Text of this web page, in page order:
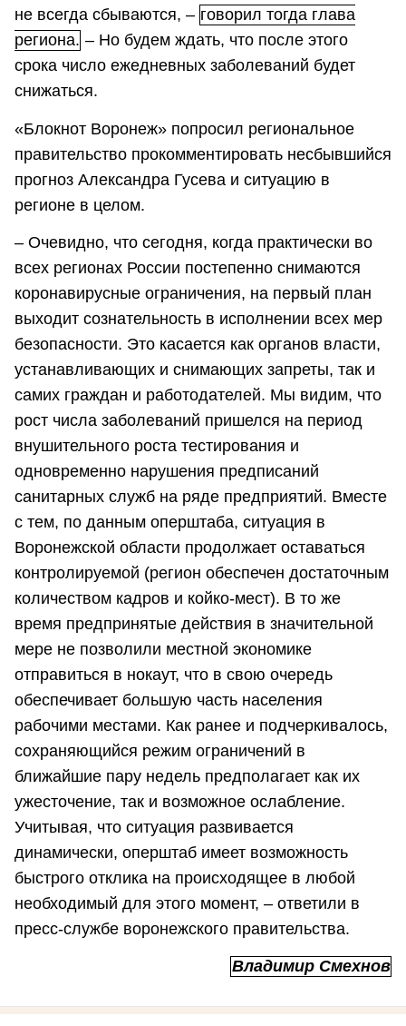
не всегда сбываются, – говорил тогда глава
региона. – Но будем ждать, что после этого
срока число ежедневных заболеваний будет
снижаться.
«Блокнот Воронеж» попросил региональное
правительство прокомментировать несбывшийся
прогноз Александра Гусева и ситуацию в
регионе в целом.
– Очевидно, что сегодня, когда практически во
всех регионах России постепенно снимаются
коронавирусные ограничения, на первый план
выходит сознательность в исполнении всех мер
безопасности. Это касается как органов власти,
устанавливающих и снимающих запреты, так и
самих граждан и работодателей. Мы видим, что
рост числа заболеваний пришелся на период
внушительного роста тестирования и
одновременно нарушения предписаний
санитарных служб на ряде предприятий. Вместе
с тем, по данным оперштаба, ситуация в
Воронежской области продолжает оставаться
контролируемой (регион обеспечен достаточным
количеством кадров и койко-мест). В то же
время предпринятые действия в значительной
мере не позволили местной экономике
отправиться в нокаут, что в свою очередь
обеспечивает большую часть населения
рабочими местами. Как ранее и подчеркивалось,
сохраняющийся режим ограничений в
ближайшие пару недель предполагает как их
ужесточение, так и возможное ослабление.
Учитывая, что ситуация развивается
динамически, оперштаб имеет возможность
быстрого отклика на происходящее в любой
необходимый для этого момент, – ответили в
пресс-службе воронежского правительства.
Владимир Смехнов